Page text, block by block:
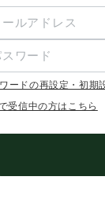
ードの再設定・初期
受信中の方はこちら